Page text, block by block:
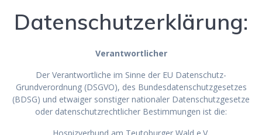
Datenschutzerklärung:
Verantwortlicher
Der Verantwortliche im Sinne der EU Datenschutz-
Grundverordnung (DSGVO), des Bundesdatenschutzgesetzes
(BDSG) und etwaiger sonstiger nationaler Datenschutzgesetze
oder datenschutzrechtlicher Bestimmungen ist die: